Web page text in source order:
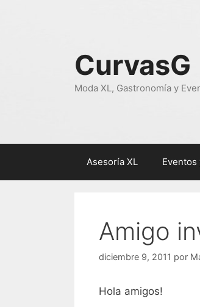
CurvasG
Moda XL, Gastronomía y
Asesoría XL Eventos
Amigo
diciembre 9, 2011 por
Hola amigos!